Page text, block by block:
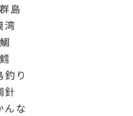
島
湾
釣り
針
んな